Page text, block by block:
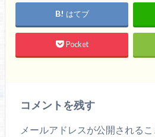
はてブ
Pocket
コメントを残す
メールアドレスが公開されるこ